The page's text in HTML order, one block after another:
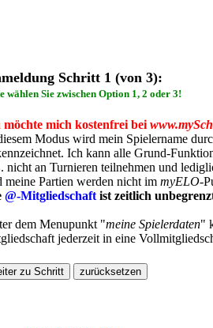
Schritt 1 (von 3):
wählen Sie zwischen Option 1, 2 oder 3!
möchte mich kostenfrei bei
Modus wird mein Spielername
Ich kann alle Grund-
nicht an Turnieren teilnehmen und
meine Partien werden nicht im myELO-
@-Mitgliedschaft ist zeitlich
dem Menupunkt "meine Spielerdaten"
jederzeit in eine